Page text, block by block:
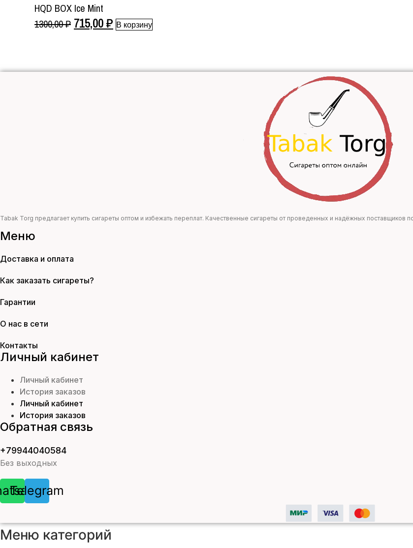
HQD BOX Ice Mint
1300,00₽ Первоначальная
1300,00 ₽.
715,00₽Текущая
В корзину
Tabak Torg предлагает купить сигареты оптом и избежать переплат. Качественные сигареты от проведенных и надёжных поставщиков
Меню
Доставка и оплата
Как заказать сигареты?
Гарантии
О нас в сети
Контакты
Личный кабинет
Личный кабинет
История заказов
Личный кабинет
История заказов
Обратная связь
+79944040584
Без выходных
Telegram
Меню категорий